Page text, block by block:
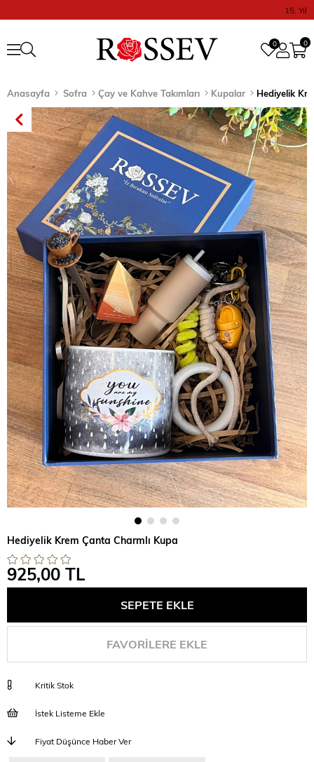
15. Yıl
0
0
Anasayfa Sofra Çay ve Kahve Takımları Kupalar Hediyelik
Hediyelik Krem Çanta Charmlı Kupa
925,00 TL
FAVORILERE EKLE
Kritik Stok
İstek Listeme Ekle
Fiyat Düşünce Haber Ver